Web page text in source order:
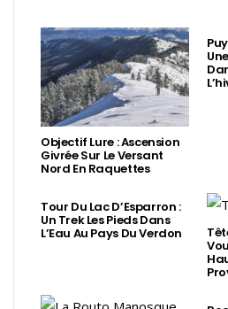
Objectif Lure : Ascension
Givrée Sur Le Versant
Nord En Raquettes
Tour Du Lac D’Esparron :
Un Trek Les Pieds Dans
L’Eau Au Pays Du Verdon